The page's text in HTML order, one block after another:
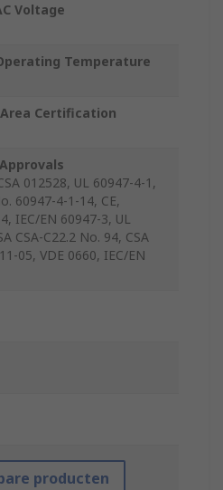
Voltage
Temperature
Certification
012528, UL 60947-4-1,
60947-4-1-14, CE,
IEC/EN 60947-3, UL
CSA-C22.2 No. 94, CSA
05, VDE 0660, IEC/EN
producten